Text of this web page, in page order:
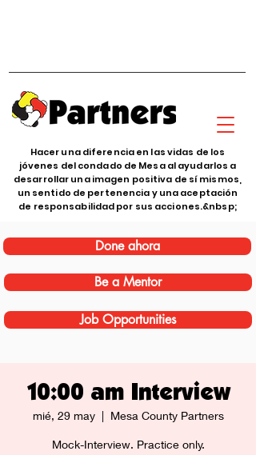
Hacer una diferencia en las vidas de los
jóvenes del condado de Mesa al ayudarlos a
desarrollar una imagen positiva de sí mismos,
un sentido de pertenencia y una aceptación
de responsabilidad por sus acciones.&nbsp;
Done ahora
Be a Mentor
Job Opportunities
10:00 am Interview
mié, 29 may
  |
Mesa County Partners
Mock-Interview. Practice only.